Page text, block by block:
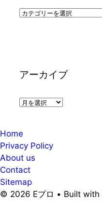
カ
アーカイブ
ア
イ
ブ
Home
Privacy Policy
About us
Contact
Sitemap
© 2026 Eプロ • Built with